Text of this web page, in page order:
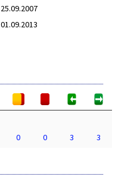
25.09.2007
01.09.2013
0 0 3 3